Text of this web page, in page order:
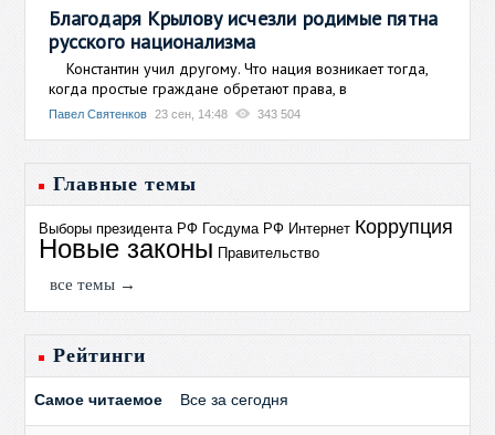
Благодаря Крылову исчезли родимые пятна
русского национализма
Константин учил другому. Что нация возникает тогда,
когда простые граждане обретают права, в
Павел Святенков 23 сен, 14:48 343 504
Главные темы
Выборы президента РФ Госдума РФ Интернет Коррупция
Новые законы Правительство
все темы →
Рейтинги
Самое читаемое Все за сегодня